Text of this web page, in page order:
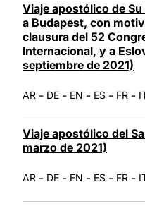
Viaje apostólico de
a Budapest, con
clausura del 52
Internacional, y a
septiembre de 2021)
AR - DE - EN - ES - FR -
Viaje apostólico del
marzo de 2021)
AR - DE - EN - ES - FR -